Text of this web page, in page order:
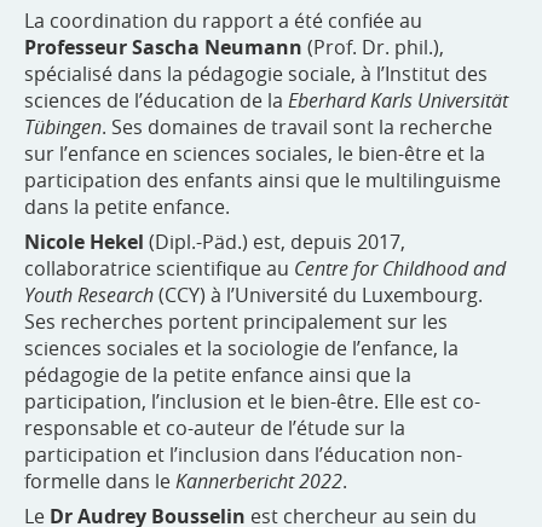
La coordination du rapport a été confiée au
Professeur Sascha Neumann (Prof. Dr. phil.),
spécialisé dans la pédagogie sociale, à l’Institut des
sciences de l’éducation de la Eberhard Karls Universität
Tübingen. Ses domaines de travail sont la recherche
sur l’enfance en sciences sociales, le bien-être et la
participation des enfants ainsi que le multilinguisme
dans la petite enfance.
Nicole Hekel (Dipl.-Päd.) est, depuis 2017,
collaboratrice scientifique au Centre for Childhood and
Youth Research(CCY) à l’Université du Luxembourg.
Ses recherches portent principalement sur les
sciences sociales et la sociologie de l’enfance, la
pédagogie de la petite enfance ainsi que la
participation, l’inclusion et le bien-être. Elle est co-
responsable et co-auteur de l’étude sur la
participation et l’inclusion dans l’éducation non-
formelle dans leKannerbericht 2022.
Le Dr Audrey Bousselin est chercheur au sein du